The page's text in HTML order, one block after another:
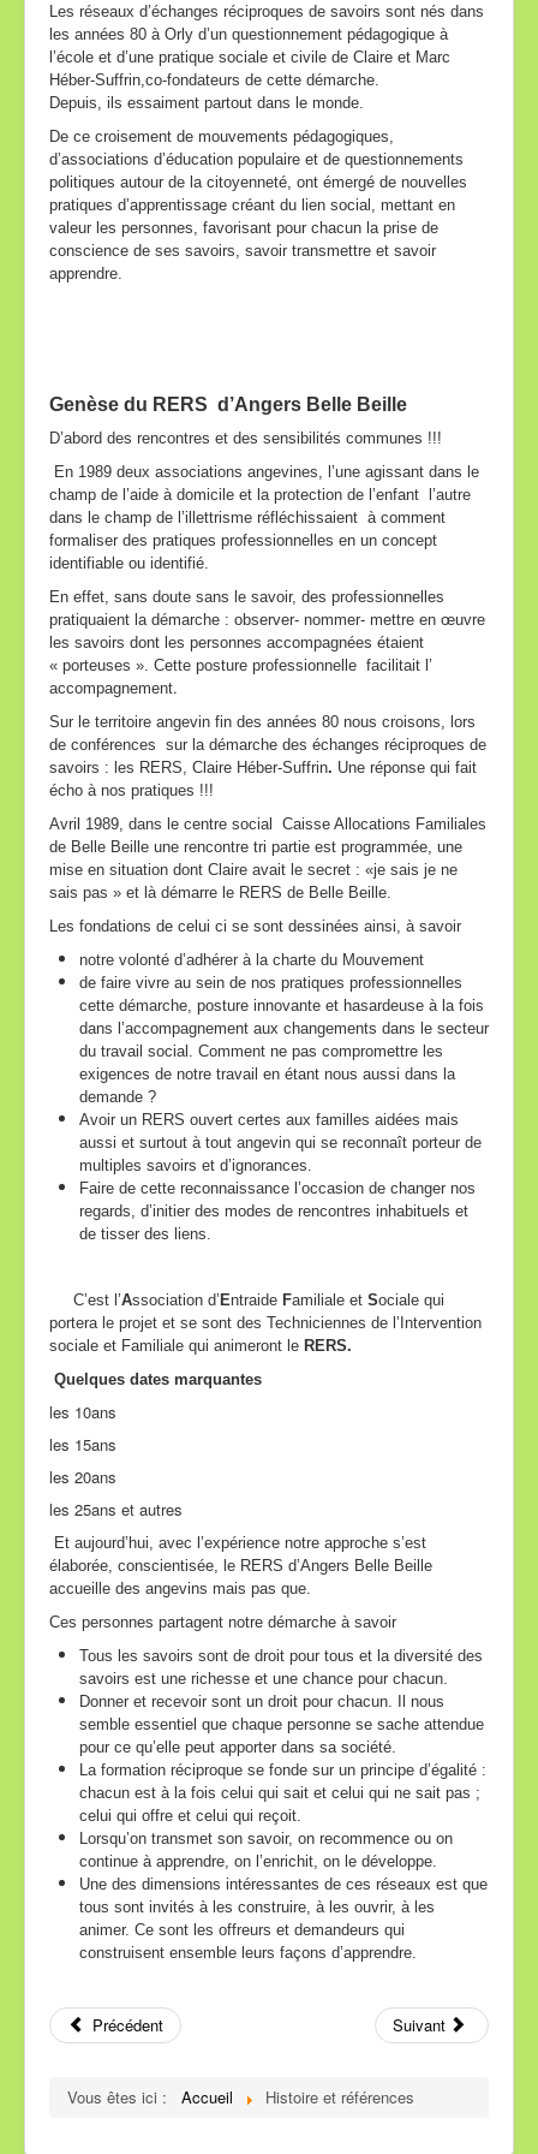
Inter-réseaux
Nos partenaires
Contact
Les réseaux d’échanges réciproques de savoirs sont nés dans
les années 80 à Orly d’un questionnement pédagogique à
l’école et d’une pratique sociale et civile de Claire et Marc
Héber-Suffrin,co-fondateurs de cette démarche.
Depuis, ils essaiment partout dans le monde.
De ce croisement de mouvements pédagogiques,
d’associations d’éducation populaire et de questionnements
politiques autour de la citoyenneté, ont émergé de nouvelles
pratiques d’apprentissage créant du lien social, mettant en
valeur les personnes, favorisant pour chacun la prise de
conscience de ses savoirs, savoir transmettre et savoir
apprendre.
Genèse du RERS d’Angers Belle Beille
D’abord des rencontres et des sensibilités communes !!!
En 1989 deux associations angevines, l’une agissant dans le
champ de l’aide à domicile et la protection de l’enfant l’autre
dans le champ de l’illettrisme réfléchissaient à comment
formaliser des pratiques professionnelles en un concept
identifiable ou identifié.
En effet, sans doute sans le savoir, des professionnelles
pratiquaient la démarche : observer- nommer- mettre en œuvre
les savoirs dont les personnes accompagnées étaient
« porteuses ». Cette posture professionnelle facilitait l’
accompagnement.
Sur le territoire angevin fin des années 80 nous croisons, lors
de conférences sur la démarche des échanges réciproques de
savoirs : les RERS, Claire Héber-Suffrin. Une réponse qui fait
écho à nos pratiques !!!
Avril 1989, dans le centre social Caisse Allocations Familiales
de Belle Beille une rencontre tri partie est programmée, une
mise en situation dont Claire avait le secret : «je sais je ne
sais pas » et là démarre le RERS de Belle Beille.
Les fondations de celui ci se sont dessinées ainsi, à savoir
notre volonté d’adhérer à la charte du Mouvement
de faire vivre au sein de nos pratiques professionnelles
cette démarche, posture innovante et hasardeuse à la fois
dans l’accompagnement aux changements dans le secteur
du travail social. Comment ne pas compromettre les
exigences de notre travail en étant nous aussi dans la
demande ?
Avoir un RERS ouvert certes aux familles aidées mais
aussi et surtout à tout angevin qui se reconnaît porteur de
multiples savoirs et d’ignorances.
Faire de cette reconnaissance l’occasion de changer nos
regards, d’initier des modes de rencontres inhabituels et
de tisser des liens.
C’est l’Association d’ Entraide Familiale et Sociale qui
portera le projet et se sont des Techniciennes de l’Intervention
sociale et Familiale qui animeront le RERS.
Quelques dates marquantes
les 10ans
les 15ans
les 20ans
les 25ans et autres
Et aujourd’hui, avec l’expérience notre approche s’est
élaborée, conscientisée, le RERS d’Angers Belle Beille
accueille des angevins mais pas que.
Ces personnes partagent notre démarche à savoir
Tous les savoirs sont de droit pour tous et la diversité des
savoirs est une richesse et une chance pour chacun.
Donner et recevoir sont un droit pour chacun. Il nous
semble essentiel que chaque personne se sache attendue
pour ce qu’elle peut apporter dans sa société.
La formation réciproque se fonde sur un principe d’égalité :
chacun est à la fois celui qui sait et celui qui ne sait pas ;
celui qui offre et celui qui reçoit.
Lorsqu’on transmet son savoir, on recommence ou on
continue à apprendre, on l’enrichit, on le développe.
Une des dimensions intéressantes de ces réseaux est que
tous sont invités à les construire, à les ouvrir, à les
animer. Ce sont les offreurs et demandeurs qui
construisent ensemble leurs façons d’apprendre.
Précédent Suivant
Vous êtes ici : Accueil Histoire et références